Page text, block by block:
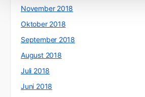
November 2018
Oktober 2018
September 2018
August 2018
Juli 2018
Juni 2018